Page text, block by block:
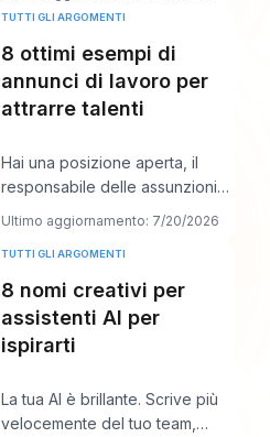
TUTTI GLI ARGOMENTI
8 ottimi esempi di
annunci di lavoro per
attrarre talenti
Hai una posizione aperta, il
responsabile delle assunzioni
vuole “candidati forti entro la
prossima
Ultimo aggiornamento: 7/20/2026
TUTTI GLI ARGOMENTI
8 nomi creativi per
assistenti AI per
ispirarti
La tua AI è brillante. Scrive più
velocemente del tuo team,